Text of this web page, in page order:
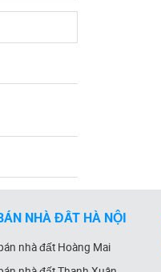
NHÀ ĐẤT HÀ NỘI
nhà đất Hoàng Mai